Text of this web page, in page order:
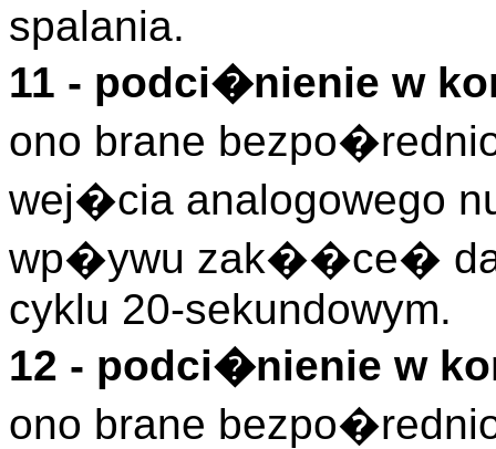
spalania.
11 - podci�nienie w
ono brane
wej�cia analogowego
wp�ywu zak��ce�
cyklu 20-sekundowym.
12 - podci�nienie w
ono brane